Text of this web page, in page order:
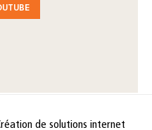
de solutions internet